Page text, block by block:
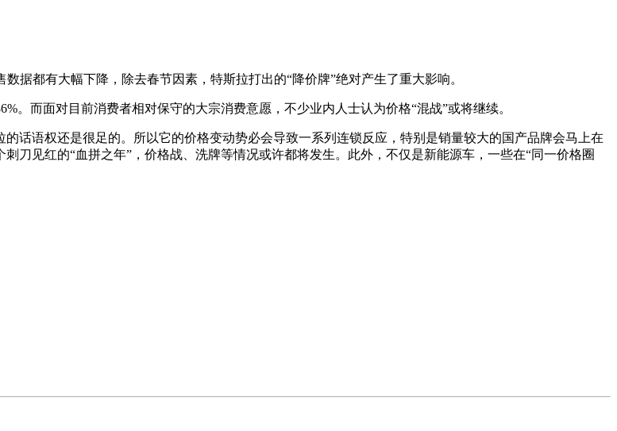
都有大幅下降，除去春节因素，特斯拉打出的“降价牌”绝对产生了重大影响。
而面对目前消费者相对保守的大宗消费意愿，不少业内人士认为价格“混战”或将继续。
语权还是很足的。所以它的价格变动势必会导致一系列连锁反应，特别是销量较大的国产品牌会马上在
刀见红的“血拼之年”，价格战、洗牌等情况或许都将发生。此外，不仅是新能源车，一些在“同一价格圈